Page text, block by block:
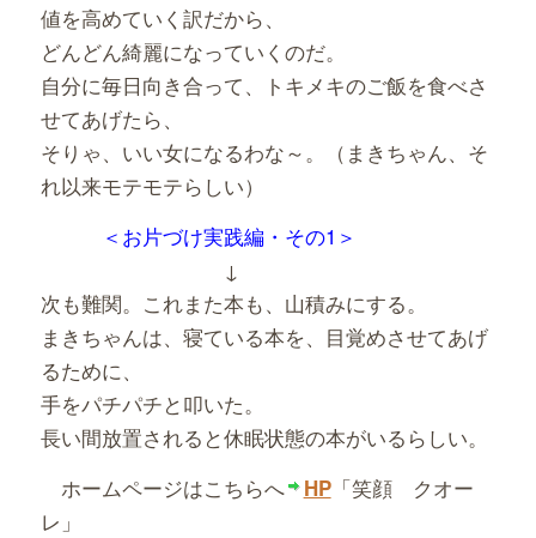
値を高めていく訳だから、
どんどん綺麗になっていくのだ。
自分に毎日向き合って、トキメキのご飯を食べさ
せてあげたら、
そりゃ、いい女になるわな～。（まきちゃん、そ
れ以来モテモテらしい）
＜お片づけ実践編・その1＞
↓
次も難関。これまた本も、山積みにする。
まきちゃんは、寝ている本を、目覚めさせてあげ
るために、
手をパチパチと叩いた。
長い間放置されると休眠状態の本がいるらしい。
ホームページはこちらへ
HP「笑顔 クオー
レ」